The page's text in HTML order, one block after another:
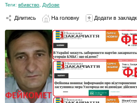
Теги: вбивство Дубове
Ділитись На головну Додати в